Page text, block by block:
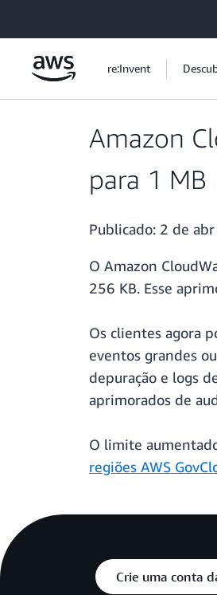
re:Invent
Amazon
para 1 MB
Publicado: 2 de
O Amazon
256 KB. Esse
Os clientes agora
eventos grandes
depuração e logs
aprimorados de
O limite
regiões AWS
Crie uma conta